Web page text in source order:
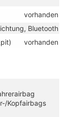
vorhanden
Bluetooth
vorhanden
Kopfairbags